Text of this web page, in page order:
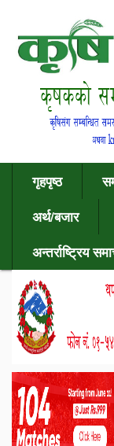
गृहपृष्ठ
अर्थ/बजार
अन्तर्राष्ट्रिय